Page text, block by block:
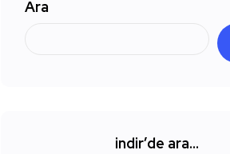
Ara
indir’de ara…